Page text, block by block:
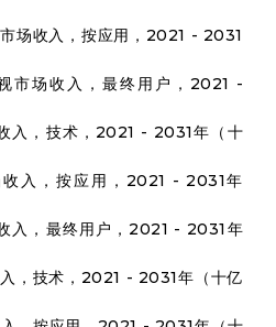
场收入，按应用，2021 - 2031
市场收入，最终用户，2021 -
入，技术，2021 - 2031年（十
入，按应用，2021 - 2031年
入，最终用户，2021 - 2031年
，技术，2021 - 2031年（十亿